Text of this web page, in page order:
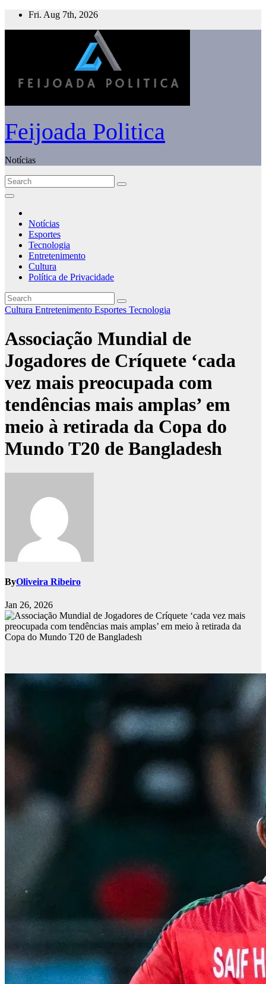
Skip
Fri. Aug 7th, 2026
Feijoada Politica
Notícias
Notícias
Esportes
Tecnologia
Entretenimento
Cultura
Política de Privacidade
Cultura Entretenimento Esportes Tecnologia
Associação Mundial de
Jogadores de Críquete ‘cada
vez mais preocupada com
tendências mais amplas’ em
meio à retirada da Copa do
Mundo T20 de Bangladesh
ByOliveira Ribeiro
Jan 26, 2026